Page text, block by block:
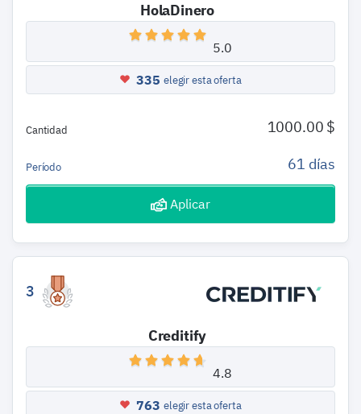
HolaDinero
5.0
335 elegir esta oferta
Cantidad 1000.00 $
Período 61 días
Aplicar
3
Creditify
4.8
763 elegir esta oferta